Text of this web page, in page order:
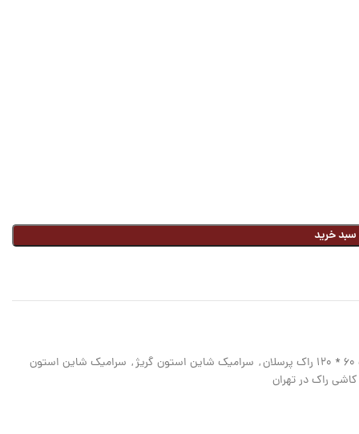
سبد خرید
, سرامیک شاین استون گریژ, سرامیک شاین استون
کاشی راک در تهران